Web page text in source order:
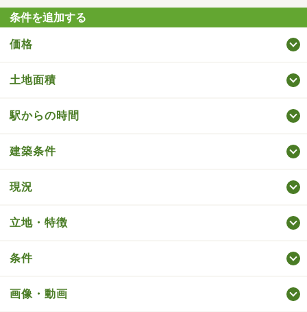
条件を追加する
価格
土地面積
駅からの時間
建築条件
現況
立地・特徴
条件
画像・動画